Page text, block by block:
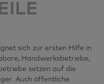
sich zur ersten Hilfe in
Handwerksbetriebe,
setzen auf die
Auch öffentliche